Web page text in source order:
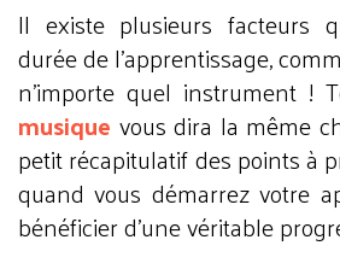
Il existe plusieurs facteurs
durée de l'apprentissage,
n'importe quel instrument !
musique vous dira la même
petit récapitulatif des points à
quand vous démarrez votre
bénéficier d'une véritable